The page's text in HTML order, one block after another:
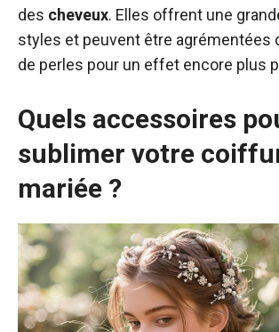
des cheveux. Elles offrent une
styles et peuvent être agrémentées
de perles pour un effet encore plus
Quels accessoires
sublimer votre
mariée ?